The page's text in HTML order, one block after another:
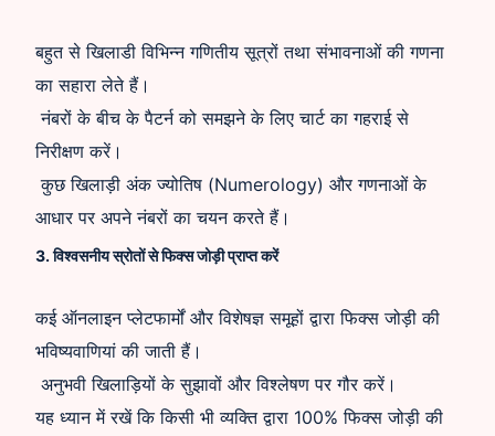
बहुत से खिलाडी विभिन्न गणितीय सूत्रों तथा संभावनाओं की गणना
का सहारा लेते हैं।
नंबरों के बीच के पैटर्न को समझने के लिए चार्ट का गहराई से
निरीक्षण करें।
कुछ खिलाड़ी अंक ज्योतिष (Numerology) और गणनाओं के
आधार पर अपने नंबरों का चयन करते हैं।
3. विश्वसनीय स्रोतों से फिक्स जोड़ी प्राप्त करें
कई ऑनलाइन प्लेटफार्मों और विशेषज्ञ समूहों द्वारा फिक्स जोड़ी की
भविष्यवाणियां की जाती हैं।
अनुभवी खिलाड़ियों के सुझावों और विश्लेषण पर गौर करें।
यह ध्यान में रखें कि किसी भी व्यक्ति द्वारा 100% फिक्स जोड़ी की